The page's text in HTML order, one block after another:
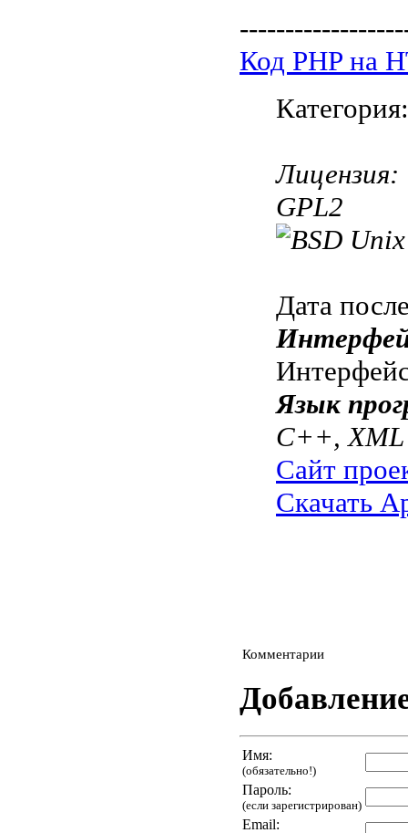
Код PHP на
Лицензия:
GPL2
Дата
Язык
C++, XML
Сайт
Скачать
Комментарии
Имя:
(обязательно!)
Пароль:
(если зарегистрирован)
Email: